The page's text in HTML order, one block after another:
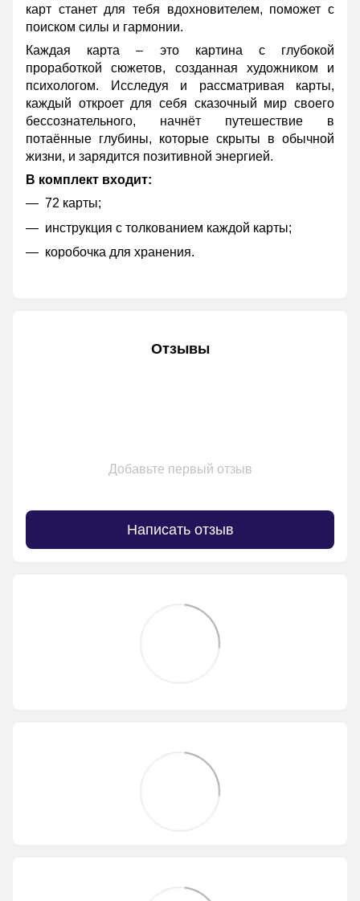
карт станет для тебя вдохновителем, поможет с
поиском силы и гармонии.
Каждая карта – это картина с глубокой
проработкой сюжетов, созданная художником и
психологом. Исследуя и рассматривая карты,
каждый откроет для себя сказочный мир своего
бессознательного, начнёт путешествие в
потаённые глубины, которые скрыты в обычной
жизни, и зарядится позитивной энергией.
В комплект входит:
72 карты;
инструкция с толкованием каждой карты;
коробочка для хранения.
Отзывы
Добавьте первый отзыв
Написать отзыв